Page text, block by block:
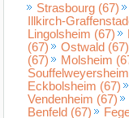
Strasbourg (67)
Illkirch-
Lingolsheim (67)
(67)
Ostwald (67)
(67)
Molsheim
Eckbolsheim (67)
Vendenheim (67)
Benfeld (67)